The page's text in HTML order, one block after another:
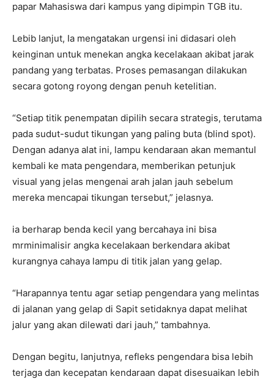
papar Mahasiswa dari kampus yang dipimpin TGB itu.
Lebib lanjut, Ia mengatakan urgensi ini didasari oleh
keinginan untuk menekan angka kecelakaan akibat jarak
pandang yang terbatas. Proses pemasangan dilakukan
secara gotong royong dengan penuh ketelitian.
“Setiap titik penempatan dipilih secara strategis, terutama
pada sudut-sudut tikungan yang paling buta (blind spot).
Dengan adanya alat ini, lampu kendaraan akan memantul
kembali ke mata pengendara, memberikan petunjuk
visual yang jelas mengenai arah jalan jauh sebelum
mereka mencapai tikungan tersebut,” jelasnya.
​ia berharap benda kecil yang bercahaya ini bisa
mrminimalisir angka kecelakaan berkendara akibat
kurangnya cahaya lampu di titik jalan yang gelap.
“Harapannya tentu agar setiap pengendara yang melintas
di jalanan yang gelap di Sapit setidaknya dapat melihat
jalur yang akan dilewati dari jauh,” tambahnya.
Dengan begitu, lanjutnya, refleks pengendara bisa lebih
terjaga dan kecepatan kendaraan dapat disesuaikan lebih